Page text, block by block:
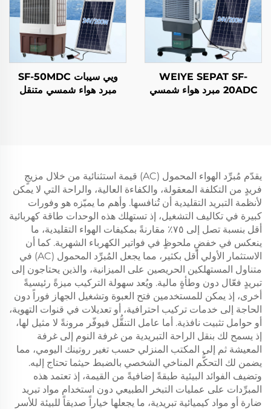
WEIYE SEPAT SF-
20ADC مبرد هواء شمسي
ويي سيبات SF-50MDC
مبرد هواء شمسي متنقل
يقدّم مُبرِّد الهواء المحمول (AC) قيمة استثنائية من خلال مزيجٍ
فريدٍ من التكلفة المعقولة، والكفاءة العالية، والراحة التي لا يمكن
لأنظمة التبريد التقليدية أن تُنافسها. وأهم ما يميّزه هو وفورات
كبيرة في تكاليف التشغيل، إذ تستهلك هذه الوحدات طاقة كهربائية
أقل بنسبة تصل إلى ٧٥٪ مقارنةً بمكيفات الهواء التقليدية، ما
ينعكس في خفضٍ ملحوظٍ في فواتير الكهرباء الشهرية. كما أن
الاستثمار الأولي أقل بكثير، مما يجعل المُبرِّد المحمول (AC) في
متناول المستهلكين الحريصين على الميزانية، والذين يحتاجون إلى
تبريدٍ فعّال دون وطأةٍ مالية. ويُعد سهولة التركيب ميزةً رئيسيةً
أخرى، إذ يمكن للمستخدمين فتح العبوة وتشغيل الجهاز فوراً دون
الحاجة إلى خدمات تركيب احترافية، أو تعديلات في قنوات التهوية،
أو حوامل تثبيت نافذية. أما عامل التنقُّل فيوفّر مرونةً لا مثيل لها،
إذ يسمح لك بنقل الراحة التبريدية من غرفة النوم إلى غرفة
المعيشة ثم إلى المكتب المنزلي حسب تغير روتينك اليومي، مما
يضمن لك التحكُّم المناخي الشخصي بالضبط حيثما تحتاج إليه.
وتضيف الفوائد البيئية طبقةً إضافيةً من القيمة، إذ تعتمد هذه
المبرِّدات على عمليات التبخر الطبيعي دون استخدام مواد تبريد
ضارة أو مواد كيميائية تبريدية، ما يجعلها خياراً صديقاً للبيئة للأسر